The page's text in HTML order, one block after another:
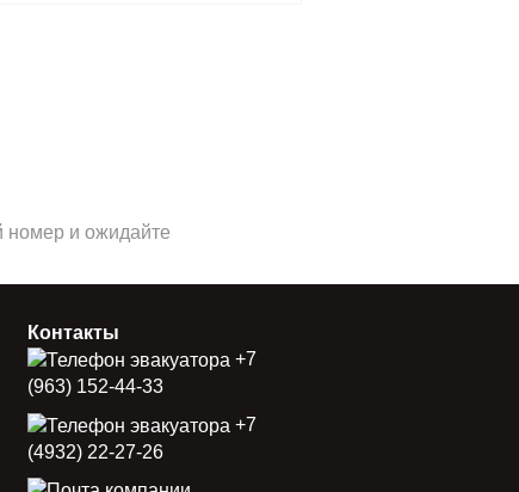
номер и ожидайте
Контакты
+7
(963) 152-44-33
+7
(4932) 22-27-26